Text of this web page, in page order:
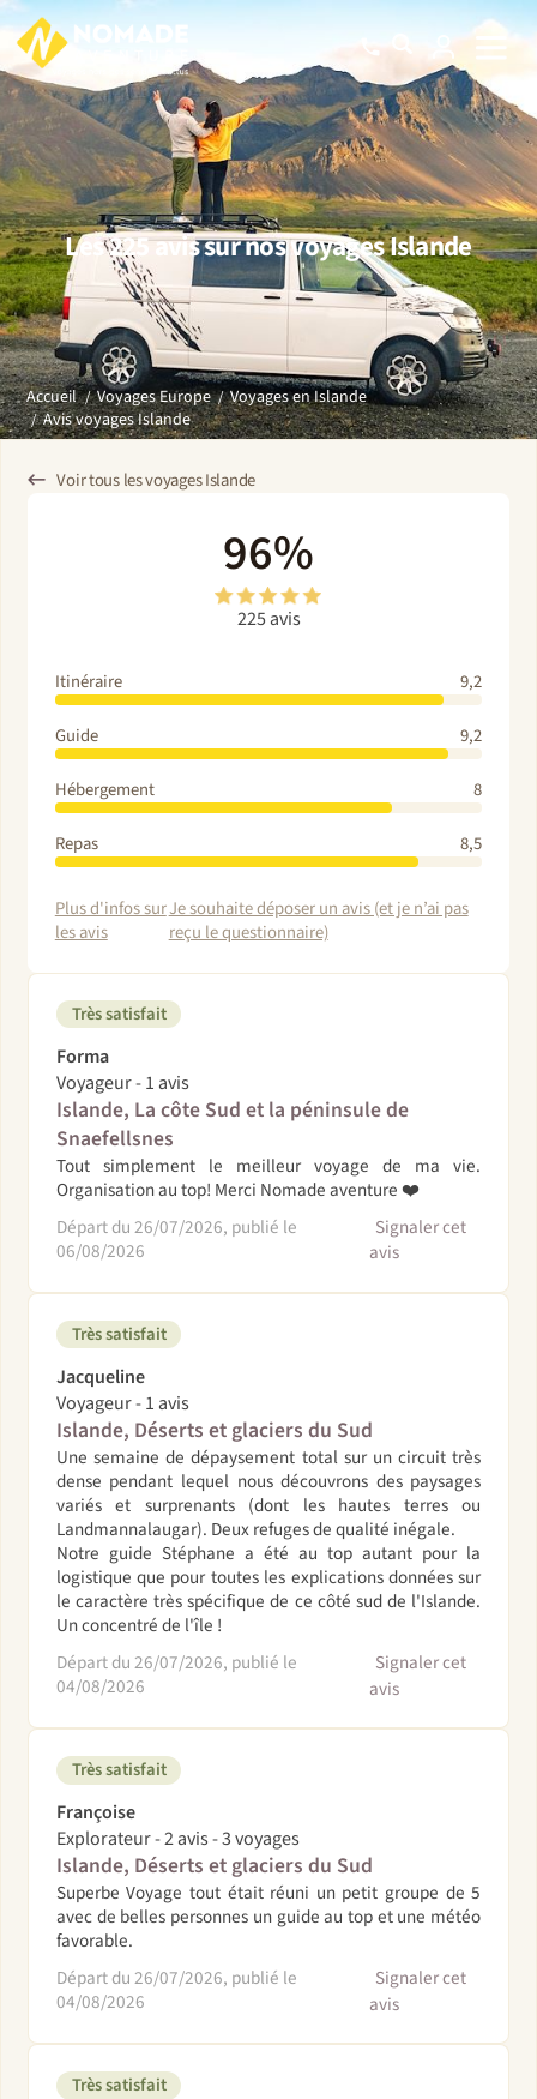
Les 225 avis sur nos voyages Islande
Accueil Voyages Europe
Voyages en Islande
Avis voyages Islande
Voir tous les voyages Islande
96%
225 avis
Itinéraire 9,2
Guide 9,2
Hébergement 8
Repas 8,5
Plus d'infos sur
les avis
Je souhaite déposer un avis (et je n’ai pas
reçu le questionnaire)
Très satisfait
Forma
Voyageur - 1 avis
Islande, La côte Sud et la péninsule de
Snaefellsnes
Tout simplement le meilleur voyage de ma vie.
Organisation au top! Merci Nomade aventure ❤️
Départ du 26/07/2026, publié le
06/08/2026
Signaler cet
avis
Très satisfait
Jacqueline
Voyageur - 1 avis
Islande, Déserts et glaciers du Sud
Une semaine de dépaysement total sur un circuit très
dense pendant lequel nous découvrons des paysages
variés et surprenants (dont les hautes terres ou
Landmannalaugar). Deux refuges de qualité inégale.
Notre guide Stéphane a été au top autant pour la
logistique que pour toutes les explications données sur
le caractère très spécifique de ce côté sud de l'Islande.
Un concentré de l'île !
Départ du 26/07/2026, publié le
04/08/2026
Signaler cet
avis
Très satisfait
Françoise
Explorateur - 2 avis - 3 voyages
Islande, Déserts et glaciers du Sud
Superbe Voyage tout était réuni un petit groupe de 5
avec de belles personnes un guide au top et une météo
favorable.
Départ du 26/07/2026, publié le
04/08/2026
Signaler cet
avis
Très satisfait